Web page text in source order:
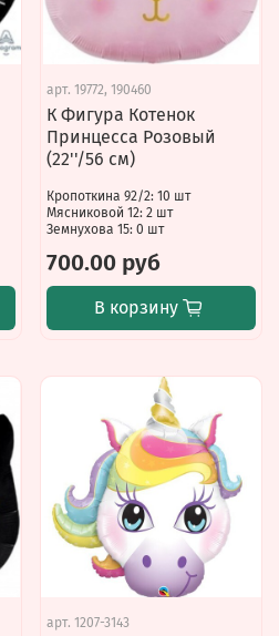
арт. 19772, 190460
К Фигура Котенок
Принцесса Розовый
(22''/56 см)
Кропоткина 92/2: 10 шт
Мясниковой 12: 2 шт
Земнухова 15: 0 шт
700.00 руб
В корзину
арт. 1207-3143